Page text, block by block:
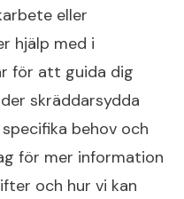
eller
hjälp med i
för att guida dig
skräddarsydda
behov och
för mer information
och hur vi kan